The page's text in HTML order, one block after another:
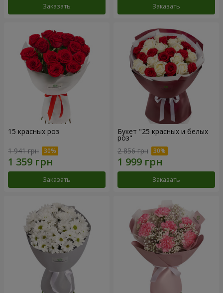
Заказать Заказать
15 красных роз
1 941 грн
Заказать
Букет "25 красных и белых
роз"
2 856 грн
Заказать